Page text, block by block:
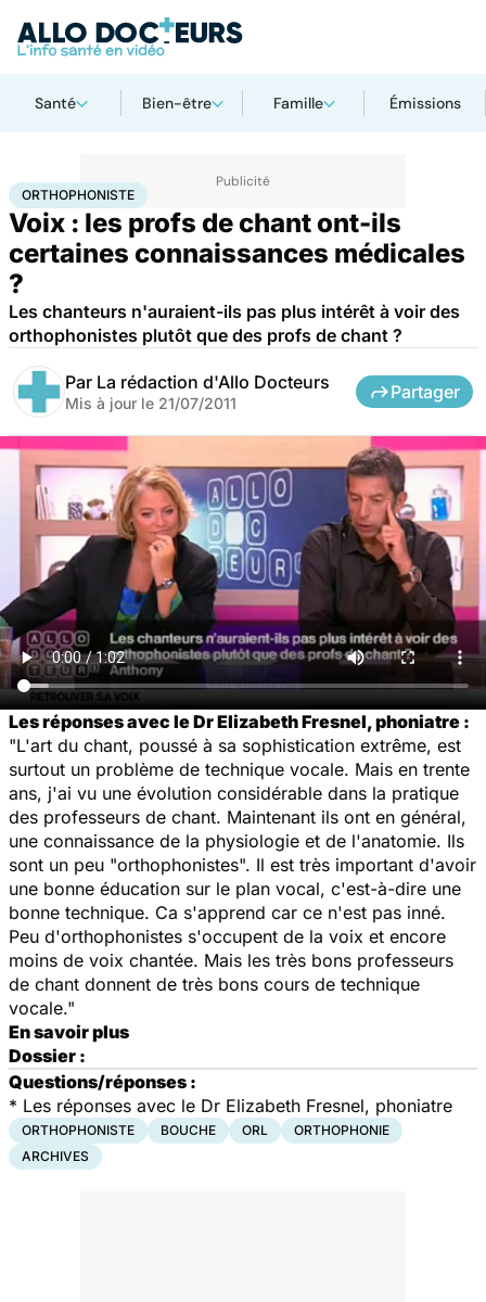
Santé Bien-être Famille Émissions
AccueilSantéMaladies Orthophoniste
ORTHOPHONISTE
Voix : les profs de chant ont-ils
certaines connaissances médicales
?
Les chanteurs n'auraient-ils pas plus intérêt à voir des
orthophonistes plutôt que des profs de chant ?
Par La rédaction d'Allo Docteurs
Mis à jour le 21/07/2011
Partager
Les réponses avec le Dr Elizabeth Fresnel, phoniatre :
"L'art du chant, poussé à sa sophistication extrême, est
surtout un problème de technique vocale. Mais en trente
ans, j'ai vu une évolution considérable dans la pratique
des professeurs de chant. Maintenant ils ont en général,
une connaissance de la physiologie et de l'anatomie. Ils
sont un peu "orthophonistes". Il est très important d'avoir
une bonne éducation sur le plan vocal, c'est-à-dire une
bonne technique. Ca s'apprend car ce n'est pas inné.
Peu d'orthophonistes s'occupent de la voix et encore
moins de voix chantée. Mais les très bons professeurs
de chant donnent de très bons cours de technique
vocale."
En savoir plus
Dossier :
Questions/réponses :
* Les réponses avec le Dr Elizabeth Fresnel, phoniatre
ORTHOPHONISTE BOUCHE ORL
ORTHOPHONIE
ARCHIVES